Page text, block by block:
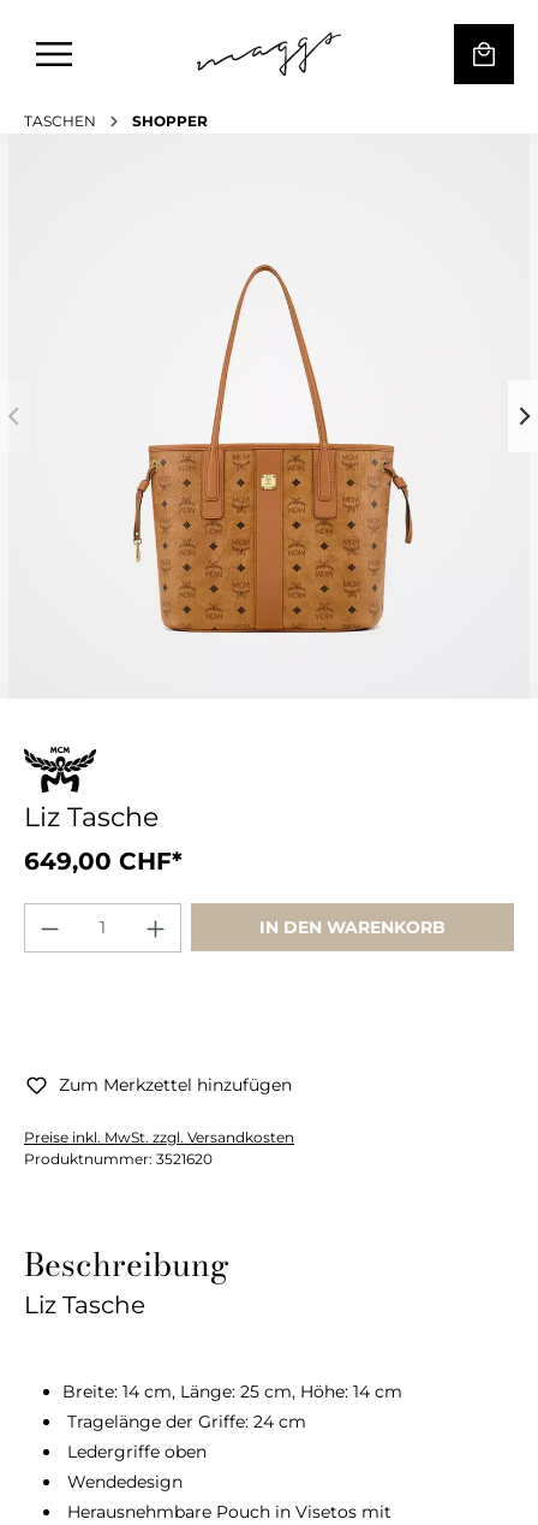
TASCHEN SHOPPER
Liz Tasche
649,00 CHF*
IN DEN WARENKORB
Zum Merkzettel hinzufügen
Preise inkl. MwSt. zzgl. Versandkosten
Produktnummer: 3521620
Beschreibung
Liz Tasche
Breite: 14 cm, Länge: 25 cm, Höhe: 14 cm
Tragelänge der Griffe: 24 cm
Ledergriffe oben
Wendedesign
Herausnehmbare Pouch in Visetos mit